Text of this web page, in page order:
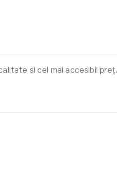
si cel mai accesibil preț.